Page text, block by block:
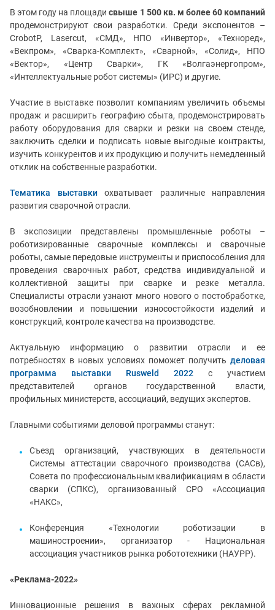
В этом году на площадисвыше 1 500 кв. м более 60компаний
продемонстрируют свои разработки.
Среди экспонентов –
CrobotP, Lasercut, «СМД», НПО «Инвертор», «Техноред»,
«Векпром», «Сварка-Комплект», «Сварной», «Солид», НПО
«Вектор», «Центр Сварки», ГК «Волгаэнергопром»,
«Интеллектуальные робот системы» (ИРС) и другие.
Участие в выставке позволит компаниям увеличить объемы
продаж и расширить географию сбыта, продемонстрировать
работу оборудования для сварки и резки на своем стенде,
заключить сделки и подписать новые выгодные контракты,
изучить конкурентов и их продукцию и получить немедленный
отклик на собственные разработки.
Тематика выставкиохватывает различные направления
развития сварочной отрасли.
В экспозиции представлены промышленные роботы –
роботизированные сварочные комплексы и сварочные
роботы, самые передовые инструменты и приспособления для
проведения сварочных работ, средства индивидуальной и
коллективной защиты при сварке и резке металла.
Специалисты отрасли узнают много нового о постобработке,
возобновлении и повышении износостойкости изделий и
конструкций, контроле качества на производстве.
Актуальную информацию о развитии отрасли и ее
потребностях в новых условиях поможет получить деловая
программа выставки Rusweld 2022 с участием
представителей органов государственной власти,
профильных министерств, ассоциаций, ведущих экспертов.
Главными событиями деловой программы станут:
Съезд организаций, участвующих в деятельности
Системы аттестации сварочного производства (САСв),
Совета по профессиональным квалификациям в области
сварки (СПКС), организованный СРО «Ассоциация
«НАКС»,
Конференция «Технологии роботизации в
машиностроении», организатор - Национальная
ассоциация участников рынка робототехники (НАУРР).
«Реклама-2022»
Инновационные решения в важных сферах рекламной